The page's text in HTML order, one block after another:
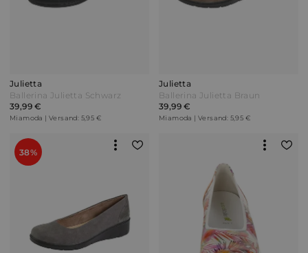
Julietta
Ballerina Julietta Schwarz
39,99 €
Miamoda | Versand: 5,95 €
Julietta
Ballerina Julietta Braun
39,99 €
Miamoda | Versand: 5,95 €
38%